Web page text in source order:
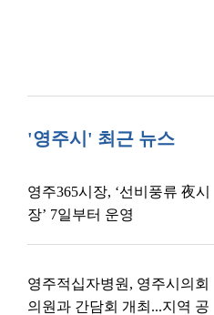
'영주시' 최근 뉴스
영주365시장, ‘선비풍류 夜시
장’ 7일부터 운영
영주적십자병원, 영주시의회
의원과 간담회 개최...지역 공